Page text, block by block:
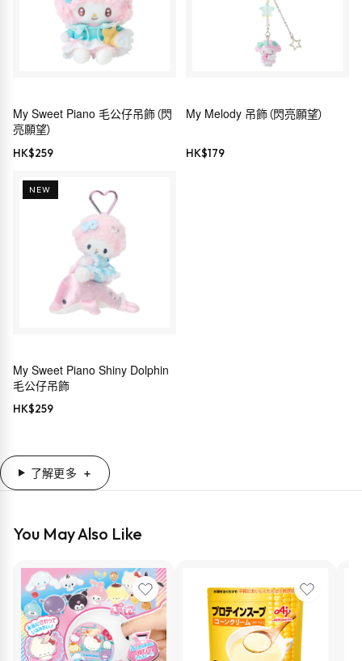
My Sweet Piano 毛公仔吊飾（閃
亮願望）
HK$259
My Melody 吊飾（閃亮願望）
HK$179
NEW
My Sweet Piano Shiny Dolphin
毛公仔吊飾
HK$259
了解更多
You May Also Like